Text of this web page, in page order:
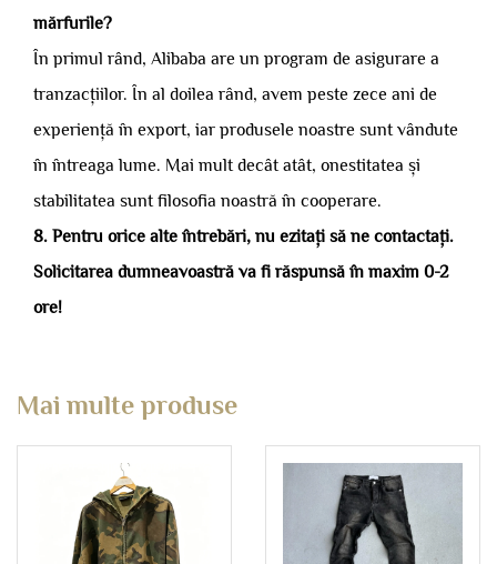
mărfurile?
În primul rând, Alibaba are un program de asigurare a
tranzacțiilor. În al doilea rând, avem peste zece ani de
experiență în export, iar produsele noastre sunt vândute
în întreaga lume. Mai mult decât atât, onestitatea și
stabilitatea sunt filosofia noastră în cooperare.
8. Pentru orice alte întrebări, nu ezitați să ne contactați.
Solicitarea dumneavoastră va fi răspunsă în maxim 0-2
ore!
Mai multe produse